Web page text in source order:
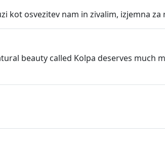
kot osvezitev nam in zivalim, izjemna za
beauty called Kolpa deserves